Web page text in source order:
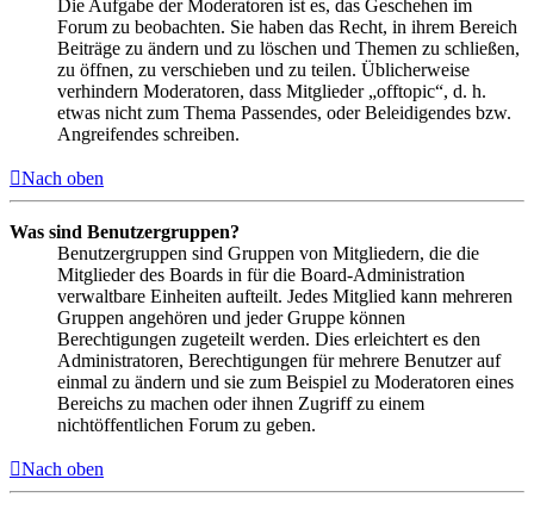
Die Aufgabe der Moderatoren ist es, das Geschehen im
Forum zu beobachten. Sie haben das Recht, in ihrem Bereich
Beiträge zu ändern und zu löschen und Themen zu schließen,
zu öffnen, zu verschieben und zu teilen. Üblicherweise
verhindern Moderatoren, dass Mitglieder „offtopic“, d. h.
etwas nicht zum Thema Passendes, oder Beleidigendes bzw.
Angreifendes schreiben.
Nach oben
Was sind Benutzergruppen?
Benutzergruppen sind Gruppen von Mitgliedern, die die
Mitglieder des Boards in für die Board-Administration
verwaltbare Einheiten aufteilt. Jedes Mitglied kann mehreren
Gruppen angehören und jeder Gruppe können
Berechtigungen zugeteilt werden. Dies erleichtert es den
Administratoren, Berechtigungen für mehrere Benutzer auf
einmal zu ändern und sie zum Beispiel zu Moderatoren eines
Bereichs zu machen oder ihnen Zugriff zu einem
nichtöffentlichen Forum zu geben.
Nach oben